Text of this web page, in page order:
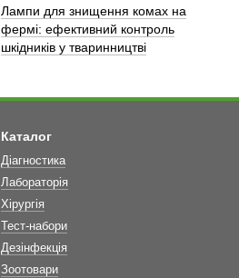
Лампи для знищення комах на
фермі: ефективний контроль
шкідників у тваринництві
Каталог
Діагностика
Лабораторія
Хірургія
Тест-набори
Дезінфекція
Зоотовари